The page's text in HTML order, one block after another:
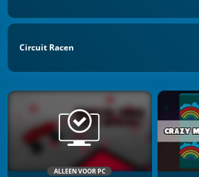
Circuit Racen
ALLEEN VOOR PC